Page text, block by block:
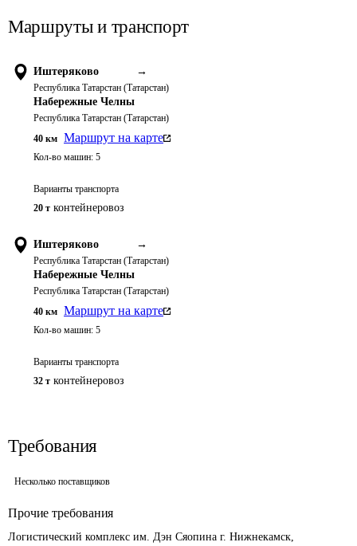
Маршруты и транспорт
Иштеряково →
Республика Татарстан (Татарстан)
Набережные Челны
Республика Татарстан (Татарстан)
40 км Маршрут на карте
Кол-во машин: 5
Варианты транспорта
20 т контейнеровоз
Иштеряково →
Республика Татарстан (Татарстан)
Набережные Челны
Республика Татарстан (Татарстан)
40 км Маршрут на карте
Кол-во машин: 5
Варианты транспорта
32 т контейнеровоз
Требования
Несколько поставщиков
Прочие требования
Логистический комплекс им. Дэн Сяопина г. Нижнекамск,